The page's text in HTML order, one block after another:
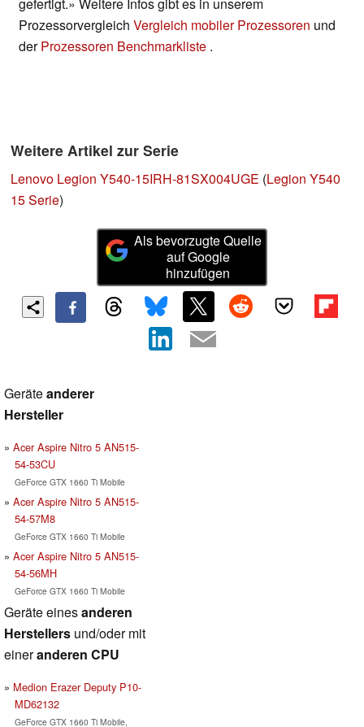
gefertigt.» Weitere Infos gibt es in unserem
Prozessorvergleich Vergleich mobiler Prozessoren und
derProzessoren Benchmarkliste .
Weitere Artikel zur Serie
Lenovo Legion Y540-15IRH-81SX004UGE (Legion Y540
15 Serie)
Als bevorzugte Quelle
auf Google
hinzufügen
Geräteanderer
Hersteller
Acer Aspire Nitro 5 AN515-
54-53CU
GeForce GTX 1660 Ti Mobile
Acer Aspire Nitro 5 AN515-
54-57M8
GeForce GTX 1660 Ti Mobile
Acer Aspire Nitro 5 AN515-
54-56MH
GeForce GTX 1660 Ti Mobile
Geräte einesanderen
Herstellers und/oder mit
eineranderen CPU
Medion Erazer Deputy P10-
MD62132
GeForce GTX 1660 Ti Mobile,